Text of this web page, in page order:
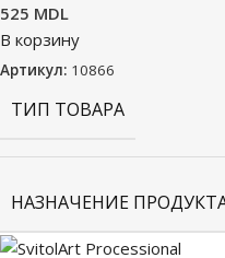
525 MDL
В корзину
Артикул: 10866
ТИП ТОВАРА
НАЗНАЧЕНИЕ